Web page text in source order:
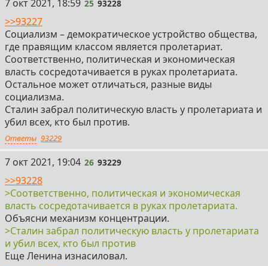
7 окт 2021, 18:59 25 93228
>>93227
Социализм – демократическое устройство общества,
где правящим классом является пролетариат.
Соответственно, политическая и экономическая
власть сосредотачивается в руках пролетариата.
Остальное может отличаться, разные виды
социализма.
Сталин забрал политическую власть у пролетариата и
убил всех, кто был против.
Ответы 93229
26
7 окт 2021, 19:04 26 93229
>>93228
>Соответственно, политическая и экономическая
власть сосредотачивается в руках пролетариата.
Объясни механизм концентрации.
>Сталин забрал политическую власть у пролетариата
и убил всех, кто был против
Еще Ленина изнасиловал.